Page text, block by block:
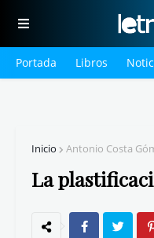
Portada Libros
Inicio Antonio Costa
La